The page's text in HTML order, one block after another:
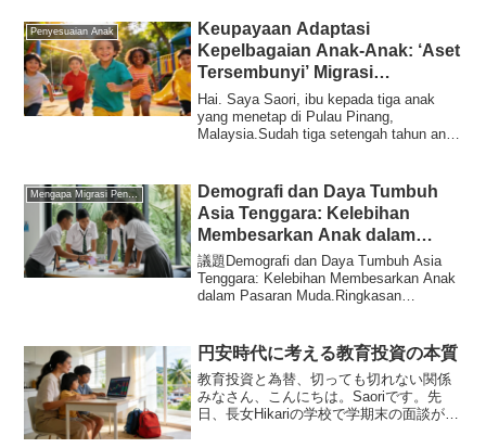
Penyesuaian Anak
Keupayaan Adaptasi
Kepelbagaian Anak-Anak: ‘Aset
Tersembunyi’ Migrasi
Pendidikan
Hai. Saya Saori, ibu kepada tiga anak
yang menetap di Pulau Pinang,
Malaysia.Sudah tiga setengah tahun anak
Mengapa Migrasi Pendidikan
Demografi dan Daya Tumbuh
Asia Tenggara: Kelebihan
Membesarkan Anak dalam
Pasaran Muda
議題Demografi dan Daya Tumbuh Asia
Tenggara: Kelebihan Membesarkan Anak
dalam Pasaran Muda.Ringkasan
円安時代に考える教育投資の本質
教育投資と為替、切っても切れない関係
みなさん、こんにちは。Saoriです。先
日、長女Hikariの学校で学期末の面談があ